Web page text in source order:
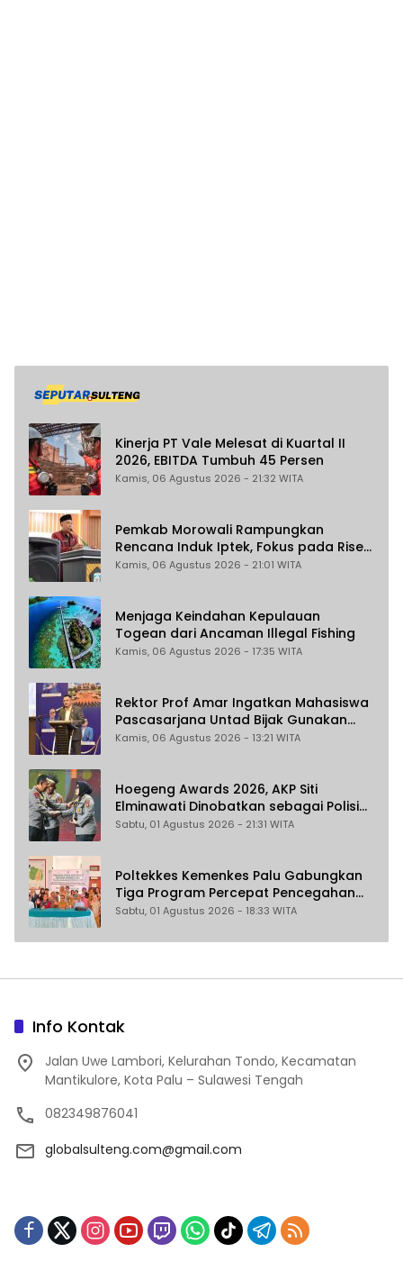
Kinerja PT Vale Melesat di Kuartal II
2026, EBITDA Tumbuh 45 Persen
Kamis, 06 Agustus 2026 - 21:32 WITA
Pemkab Morowali Rampungkan
Rencana Induk Iptek, Fokus pada Riset
dan Inovasi Daerah
Kamis, 06 Agustus 2026 - 21:01 WITA
Menjaga Keindahan Kepulauan
Togean dari Ancaman Illegal Fishing
Kamis, 06 Agustus 2026 - 17:35 WITA
Rektor Prof Amar Ingatkan Mahasiswa
Pascasarjana Untad Bijak Gunakan
Akal Imitasi
Kamis, 06 Agustus 2026 - 13:21 WITA
Hoegeng Awards 2026, AKP Siti
Elminawati Dinobatkan sebagai Polisi
Pelindung Perempuan dan Anak
Sabtu, 01 Agustus 2026 - 21:31 WITA
Poltekkes Kemenkes Palu Gabungkan
Tiga Program Percepat Pencegahan
Stunting di Donggala
Sabtu, 01 Agustus 2026 - 18:33 WITA
Info Kontak
Jalan Uwe Lambori, Kelurahan Tondo, Kecamatan
Mantikulore, Kota Palu – Sulawesi Tengah
082349876041
globalsulteng.com@gmail.com